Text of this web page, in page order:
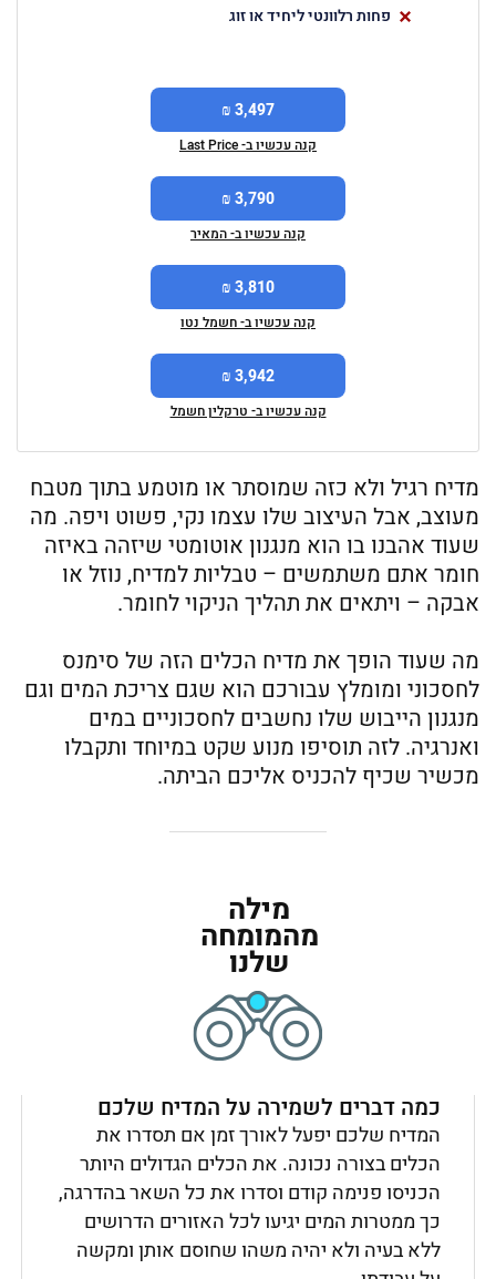
פחות רלוונטי ליחיד או זוג
3,497 ₪
קנה עכשיו ב- Last Price
3,790 ₪
קנה עכשיו ב- המאיר
3,810 ₪
קנה עכשיו ב- חשמל נטו
3,942 ₪
קנה עכשיו ב- טרקלין חשמל
מדיח רגיל ולא כזה שמוסתר או מוטמע בתוך מטבח
מעוצב, אבל העיצוב שלו עצמו נקי, פשוט ויפה. מה
שעוד אהבנו בו הוא מנגנון אוטומטי שיזהה באיזה
חומר אתם משתמשים – טבליות למדיח, נוזל או
אבקה – ויתאים את תהליך הניקוי לחומר.
מה שעוד הופך את מדיח הכלים הזה של סימנס
לחסכוני ומומלץ עבורכם הוא שגם צריכת המים וגם
מנגנון הייבוש שלו נחשבים לחסכוניים במים
ואנרגיה. לזה תוסיפו מנוע שקט במיוחד ותקבלו
מכשיר שכיף להכניס אליכם הביתה.
מילה
מהמומחה
שלנו
כמה דברים לשמירה על המדיח שלכם
המדיח שלכם יפעל לאורך זמן אם תסדרו את
הכלים בצורה נכונה. את הכלים הגדולים היותר
הכניסו פנימה קודם וסדרו את כל השאר בהדרגה,
כך ממטרות המים יגיעו לכל האזורים הדרושים
ללא בעיה ולא יהיה משהו שחוסם אותן ומקשה